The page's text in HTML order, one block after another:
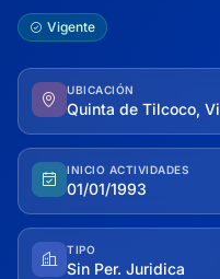
Vigente
UBICACIÓN
INICIO ACTIVIDADES
01/01/1993
TIPO
Sin Per. Juridica